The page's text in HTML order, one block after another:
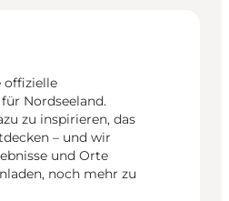
offizielle
Nordseeland.
zu inspirieren, das
– und wir
und Orte
noch mehr zu